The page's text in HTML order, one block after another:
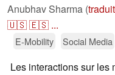
Anubhav Sharma (
🇺🇸🇪🇸 ...
E-Mobility Social Media
Les interactions sur les